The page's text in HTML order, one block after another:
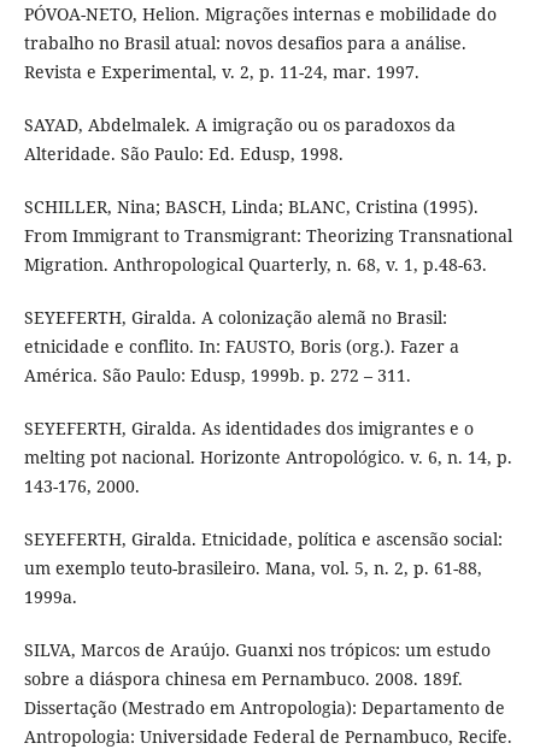
PÓVOA-NETO, Helion. Migrações internas e mobilidade do
trabalho no Brasil atual: novos desafios para a análise.
Revista e Experimental, v. 2, p. 11-24, mar. 1997.
SAYAD, Abdelmalek. A imigração ou os paradoxos da
Alteridade. São Paulo: Ed. Edusp, 1998.
SCHILLER, Nina; BASCH, Linda; BLANC, Cristina (1995).
From Immigrant to Transmigrant: Theorizing Transnational
Migration. Anthropological Quarterly, n. 68, v. 1, p.48-63.
SEYEFERTH, Giralda. A colonização alemã no Brasil:
etnicidade e conflito. In: FAUSTO, Boris (org.). Fazer a
América. São Paulo: Edusp, 1999b. p. 272 – 311.
SEYEFERTH, Giralda. As identidades dos imigrantes e o
melting pot nacional. Horizonte Antropológico. v. 6, n. 14, p.
143-176, 2000.
SEYEFERTH, Giralda. Etnicidade, política e ascensão social:
um exemplo teuto-brasileiro. Mana, vol. 5, n. 2, p. 61-88,
1999a.
SILVA, Marcos de Araújo. Guanxi nos trópicos: um estudo
sobre a diáspora chinesa em Pernambuco. 2008. 189f.
Dissertação (Mestrado em Antropologia): Departamento de
Antropologia: Universidade Federal de Pernambuco, Recife.